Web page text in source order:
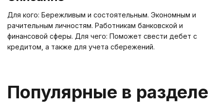
Для кого: Бережливым и состоятельным. Экономным и
рачительным личностям. Работникам банковской и
финансовой сферы. Для чего: Поможет свести дебет с
кредитом, а также для учета сбережений.
Популярные в разделе